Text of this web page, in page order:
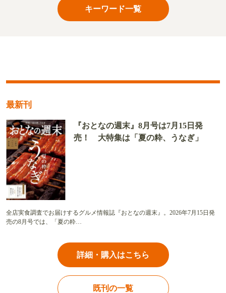
キーワード一覧
最新刊
『おとなの週末』8月号は7月15日発
売！ 大特集は「夏の粋、うなぎ」
全店実食調査でお届けするグルメ情報誌『おとなの週末』。2026年7月15日発
売の8月号では、「夏の粋…
詳細・購入はこちら
既刊の一覧